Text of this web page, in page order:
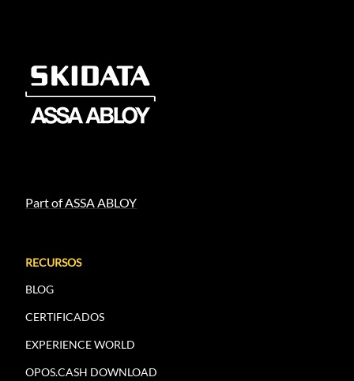
Part of ASSA ABLOY
RECURSOS
BLOG
CERTIFICADOS
EXPERIENCE WORLD
OPOS.CASH DOWNLOAD